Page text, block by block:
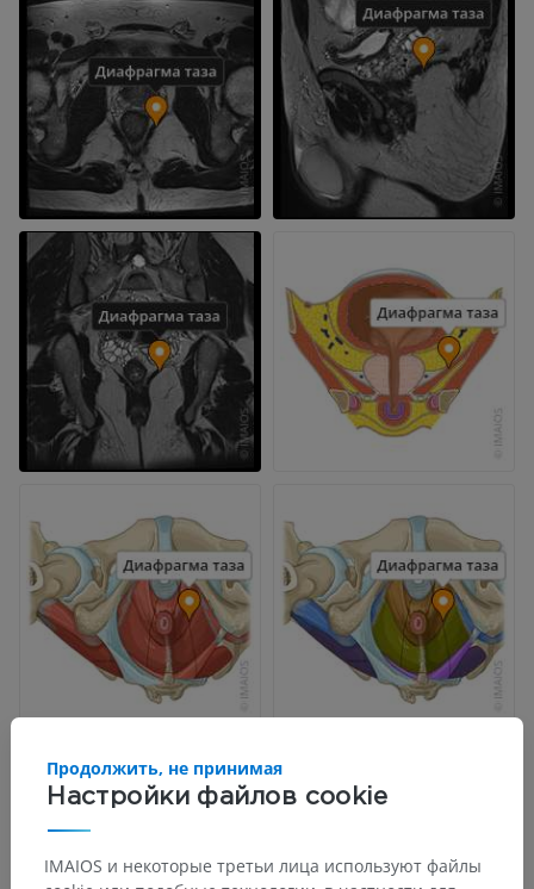
Настройки файлов cookie
Продолжить, не принимая
IMAIOS и некоторые третьи лица используют файлы